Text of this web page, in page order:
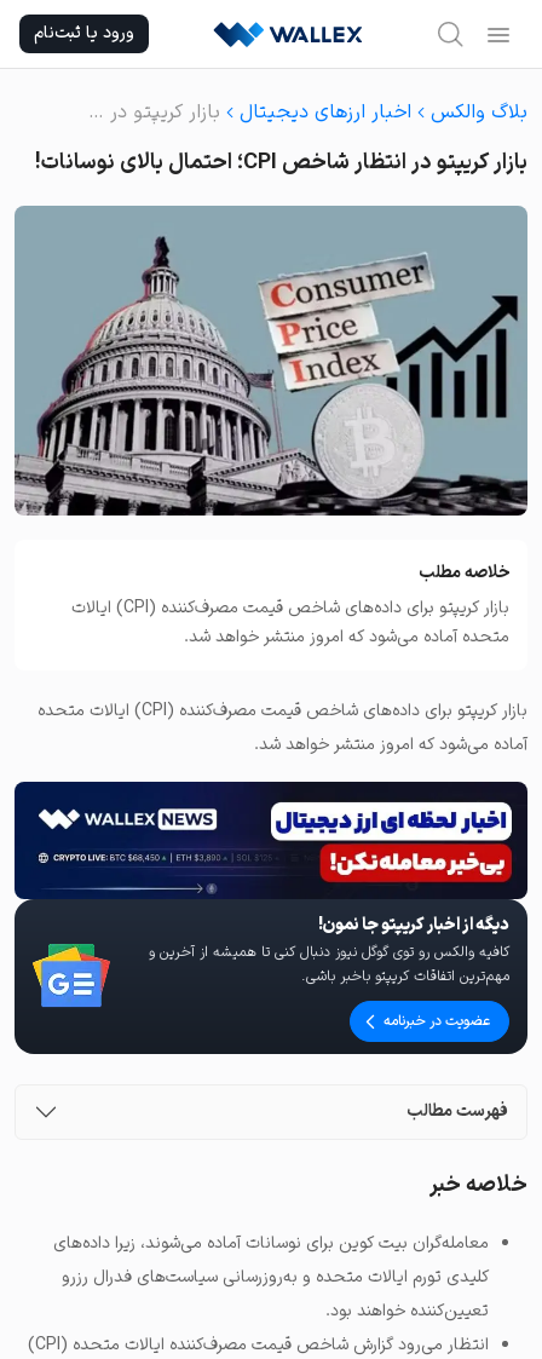
content
ورود یا ثبت‌نام
بلاگ والکس اخبار ارزهای دیجیتال بازار کریپتو در انتظار شاخص CPI؛ احتمال بالای نوسانات!
بازار کریپتو در انتظار شاخص CPI؛ احتمال بالای نوسانات!
خلاصه مطلب
بازار کریپتو برای داده‌های شاخص قیمت مصرف‌کننده (CPI) ایالات
متحده آماده می‌شود که امروز منتشر خواهد شد.
بازار کریپتو برای داده‌های شاخص قیمت مصرف‌کننده (CPI) ایالات متحده
آماده می‌شود که امروز منتشر خواهد شد.
دیگه از اخبار کریپتو جا نمون!
کافیه والکس رو توی گوگل نیوز دنبال کنی تا همیشه از آخرین و
مهم‌ترین اتفاقات کریپتو باخبر باشی.
عضویت در خبرنامه
فهرست مطالب
خلاصه خبر
معامله‌گران بیت کوین برای نوسانات آماده می‌شوند، زیرا داده‌های
کلیدی تورم ایالات متحده و به‌روزرسانی سیاست‌های فدرال رزرو
تعیین‌کننده خواهند بود.
انتظار می‌رود گزارش شاخص قیمت مصرف‌کننده ایالات متحده (CPI)